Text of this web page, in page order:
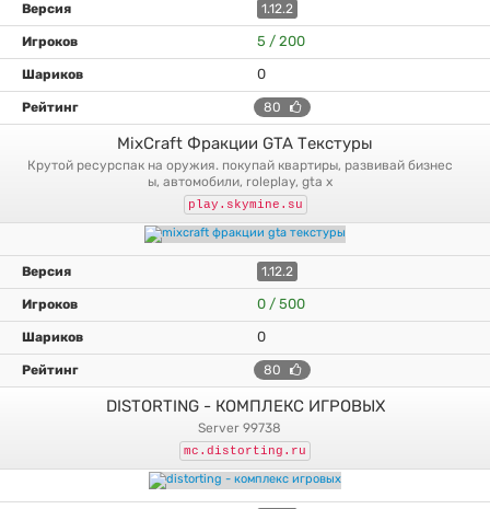
1.12.2
5 / 200
0
80
MixCraft Фракции GTA Текстуры
крутой ресурспак на оружия. покупай квартиры, развивай бизнес
ы, автомобили, roleplay, gta x
play.skymine.su
1.12.2
0 / 500
0
80
DISTORTING - КОМПЛЕКС ИГРОВЫХ
server 99738
mc.distorting.ru